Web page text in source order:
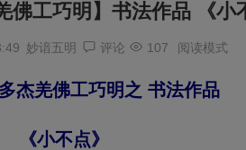
佛工巧明】书法作品 《小
妙谙五明 评论 107 阅读模式
杰羌佛工巧明之 书法作品
《小不点》